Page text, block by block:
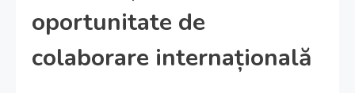
oportunitate de
colaborare internațională